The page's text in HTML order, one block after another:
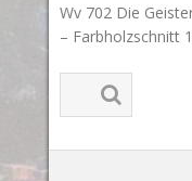
Wv 702 Die
– Farbholzschnitt